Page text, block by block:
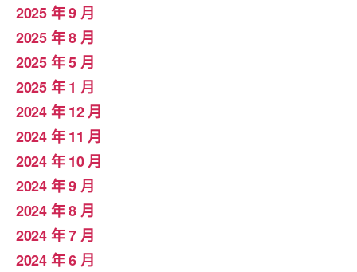
2025 年 9 月
2025 年 8 月
2025 年 5 月
2025 年 1 月
2024 年 12 月
2024 年 11 月
2024 年 10 月
2024 年 9 月
2024 年 8 月
2024 年 7 月
2024 年 6 月